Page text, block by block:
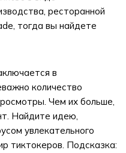
ресторанной
тогда вы найдете
в
количество
Чем их больше,
Найдите идею,
увлекательного
тиктокеров. Подсказка: